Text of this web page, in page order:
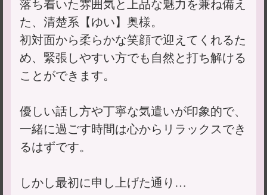
落ち着いた雰囲気と上品な魅力を兼ね備え
た、清楚系【ゆい】奥様。
初対面から柔らかな笑顔で迎えてくれるた
め、緊張しやすい方でも自然と打ち解ける
ことができます。
優しい話し方や丁寧な気遣いが印象的で、
一緒に過ごす時間は心からリラックスでき
るはずです。
しかし最初に申し上げた通り…